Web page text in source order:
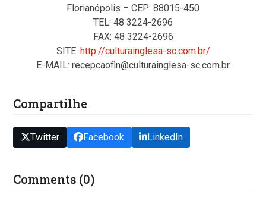
Florianópolis – CEP: 88015-450
TEL: 48 3224-2696
FAX: 48 3224-2696
SITE: http://culturainglesa-sc.com.br/
E-MAIL: recepcaofln@culturainglesa-sc.com.br
Compartilhe
Twitter Facebook LinkedIn
Comments (0)